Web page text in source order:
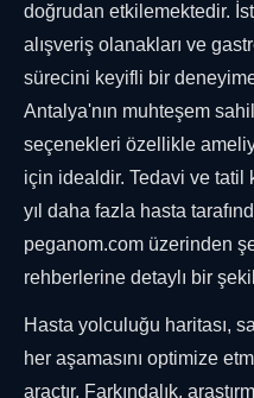
doğrudan etkilemektedir.
alışveriş olanakları ve
sürecini keyifli bir
Antalya'nın muhteşem
seçenekleri özellikle
için idealdir. Tedavi ve
yıl daha fazla hasta
peganom.com üzerinden
rehberlerine detaylı bir
Hasta yolculuğu haritası,
her aşamasını optimize
araçtır. Farkındalık,